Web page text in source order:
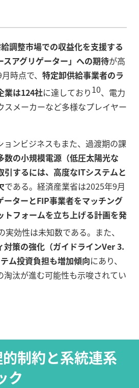
調整市場での収益化を支援する
アグリゲーター」への期待が高
時点で、 特定卸供給事業者のラ
業は124社に達しており10、電力
スメーカーなど多様なプレイヤー
ョンビジネスもまた、過渡期の課
数の小規模電源（低圧太陽光な
引するには、高度なITシステムと
である。経済産業省は2025年9月
ーターとFIP事業者をマッチング
トフォームを立ち上げる計画を発
実効性は未知数である。また、
対策の強化（ガイドラインVer 3.
ム投資負担も増加傾向にあり、
淘汰が進む可能性も示唆されてい
制約と系統連系
ク